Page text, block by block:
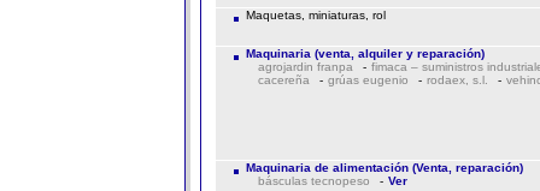
Maquetas, miniaturas, rol
Maquinaria (venta, alquiler y reparación)
agrojardin franpa
- fimaca – suministros
cacereña
- grúas eugenio - rodaex, s.l. -
Maquinaria de alimentación (Venta, reparación)
básculas tecnopeso
- Ver